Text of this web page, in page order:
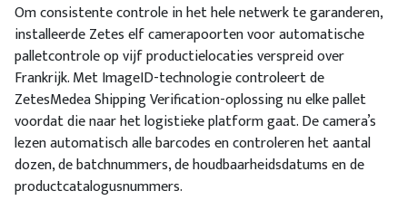
Om consistente controle in het hele netwerk te garanderen,
installeerde Zetes elf camerapoorten voor automatische
palletcontrole op vijf productielocaties verspreid over
Frankrijk. Met ImageID-technologie controleert de
ZetesMedea Shipping Verification-oplossing nu elke pallet
voordat die naar het logistieke platform gaat. De camera’s
lezen automatisch alle barcodes en controleren het aantal
dozen, de batchnummers, de houdbaarheidsdatums en de
productcatalogusnummers.